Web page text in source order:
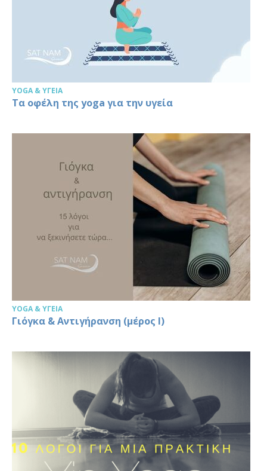
YOGA & ΥΓΕΊΑ
Τα οφέλη της yoga για την υγεία
YOGA & ΥΓΕΊΑ
Γιόγκα & Αντιγήρανση (μέρος Ι)